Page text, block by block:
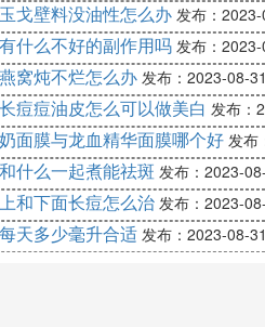
戈壁料没油性怎么办 发布：
什么不好的副作用吗 发布：
窝炖不烂怎么办 发布：2023-08-
痘痘油皮怎么可以做美白 发布：
面膜与龙血精华面膜哪个好 发布
什么一起煮能祛斑 发布：2023-
和下面长痘怎么治 发布：2023-
天多少毫升合适 发布：2023-08-